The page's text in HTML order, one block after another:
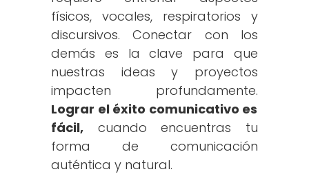
físicos, vocales, respiratorios y
discursivos. Conectar con los
demás es la clave para que
nuestras ideas y proyectos
impacten profundamente.
Lograr el éxito comunicativo es
fácil, cuando encuentras tu
forma de comunicación
auténtica y natural.